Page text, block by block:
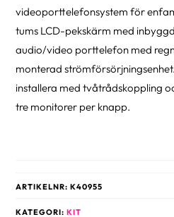
videoporttelefonsystem för
tums LCD-pekskärm med
audio/video porttelefon med
monterad
installera med tvåtrådskoppling
tre monitorer per knapp.
ARTIKELNR:K40955
KATEGORI:KIT